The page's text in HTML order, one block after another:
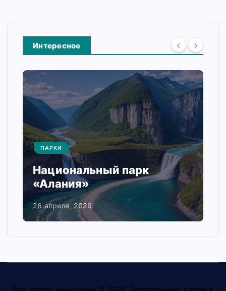
Интересное
ПАРКИ
Национальный парк
«Алания»
26 апреля, 2026